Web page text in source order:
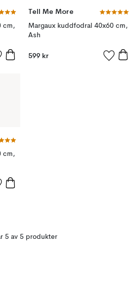
cm,
Tell Me More
Margaux kuddfodral 40x60 cm,
Ash
599 kr
cm,
5 av 5 produkter